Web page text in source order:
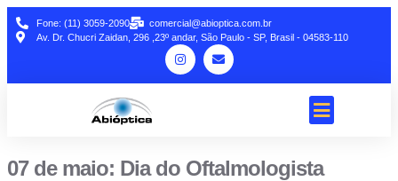
Fone: (11) 3059-2090
comercial@abioptica.com.br
Av. Dr. Chucri Zaidan, 296 ,23º andar, São Paulo - SP, Brasil - 04583-110
07 de maio: Dia do Oftalmologista